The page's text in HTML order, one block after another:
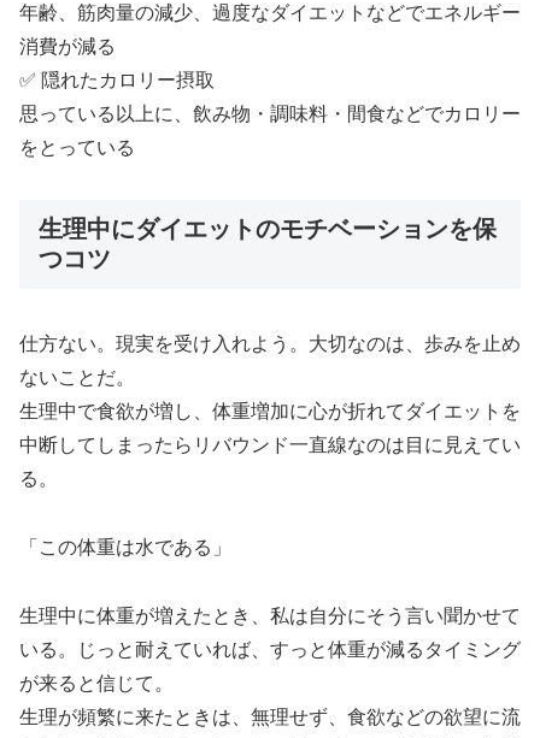
年齢、筋肉量の減少、過度なダイエットなどでエネルギー
消費が減る
✅ 隠れたカロリー摂取
思っている以上に、飲み物・調味料・間食などでカロリー
をとっている
生理中にダイエットのモチベーションを保
つコツ
仕方ない。現実を受け入れよう。大切なのは、歩みを止め
ないことだ。
生理中で食欲が増し、体重増加に心が折れてダイエットを
中断してしまったらリバウンド一直線なのは目に見えてい
る。
「この体重は水である」
生理中に体重が増えたとき、私は自分にそう言い聞かせて
いる。じっと耐えていれば、すっと体重が減るタイミング
が来ると信じて。
生理が頻繁に来たときは、無理せず、食欲などの欲望に流